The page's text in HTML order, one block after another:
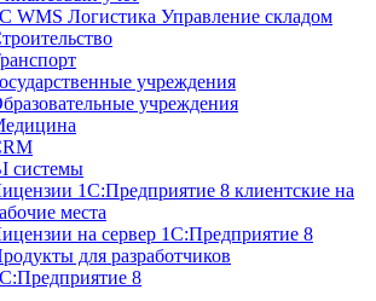
WMS Логистика Управление складом
учреждения
учреждения
системы
1С:Предприятие 8 клиентские на
места
на сервер 1С:Предприятие 8
для разработчиков
8